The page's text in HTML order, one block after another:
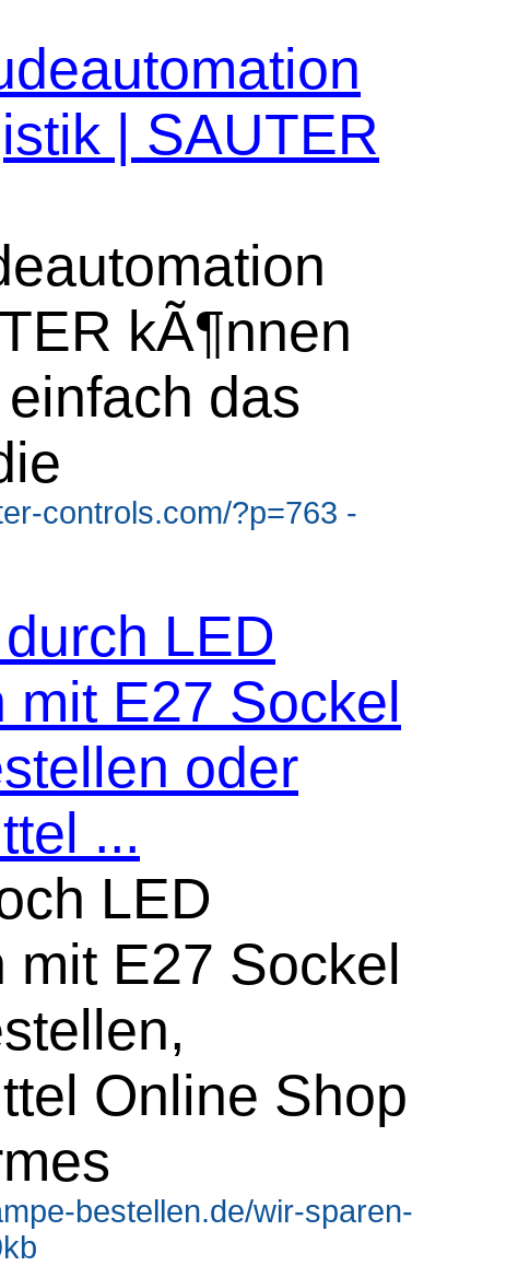
| SAUTER
kÃ¶nnen
das
controls.com/?p=763 -
LED
mit E27 Sockel
oder
...
LED
mit E27 Sockel
Online Shop
bestellen.de/wir-sparen-